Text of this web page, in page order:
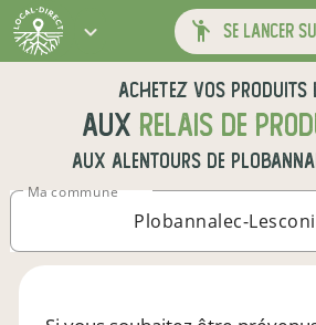
se lancer
Achetez vos produits
aux relais de
aux alentours de
Ma commune